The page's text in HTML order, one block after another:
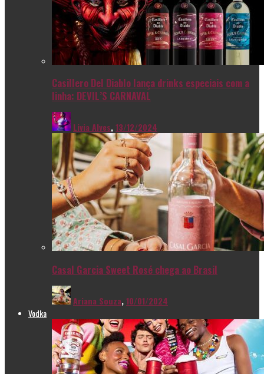
Casillero Del Diablo lança drinks especiais com a
linha: DEVIL’S CARNAVAL
Livia Alves,13/12/2024
Casal Garcia Sweet Rosé chega ao Brasil
Ariana Souza,10/01/2024
Vodka